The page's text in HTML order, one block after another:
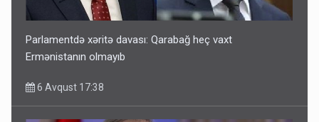
Parlamentdə xəritə davası: Qarabağ heç vaxt
Ermənistanın olmayıb
6 Avqust 17:38